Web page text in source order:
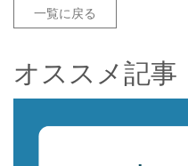
一覧に戻る
オススメ記事